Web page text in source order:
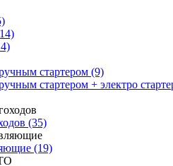
стартером (9)
стартером + электро
(35)
(19)